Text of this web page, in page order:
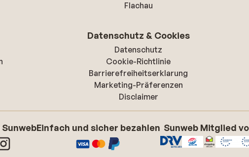
Flachau
Datenschutz & Cookies
Datenschutz
Cookie-Richtlinie
Barrierefreiheitserklarung
Marketing-Präferenzen
Disclaimer
SunwebEinfach und sicher bezahlen Sunweb Mitglied